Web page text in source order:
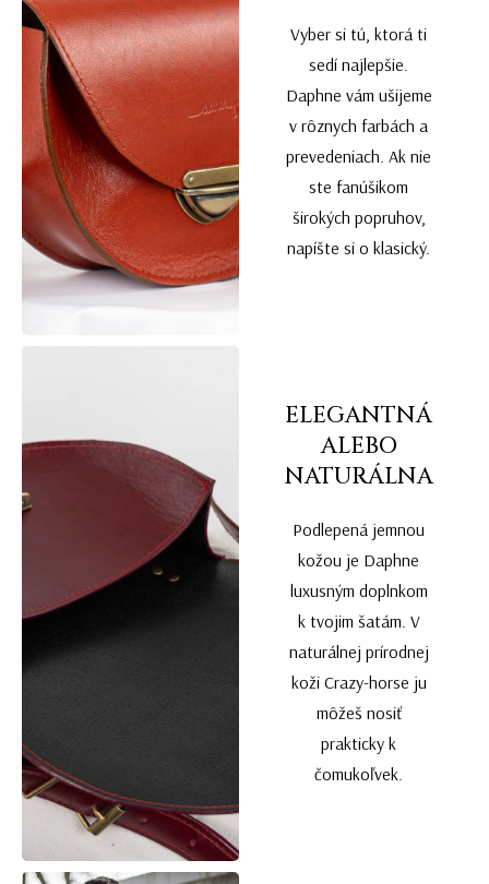
Vyber si tú, ktorá ti
sedí najlepšie.
Daphne vám ušijeme
v rôznych farbách a
prevedeniach. Ak nie
ste fanúšikom
širokých popruhov,
napíšte si o klasický.
ELEGANTNÁ
ALEBO
NATURÁLNA
Podlepená jemnou
kožou je Daphne
luxusným doplnkom
k tvojim šatám. V
naturálnej prírodnej
koži Crazy-horse ju
môžeš nosiť
prakticky k
čomukoľvek.